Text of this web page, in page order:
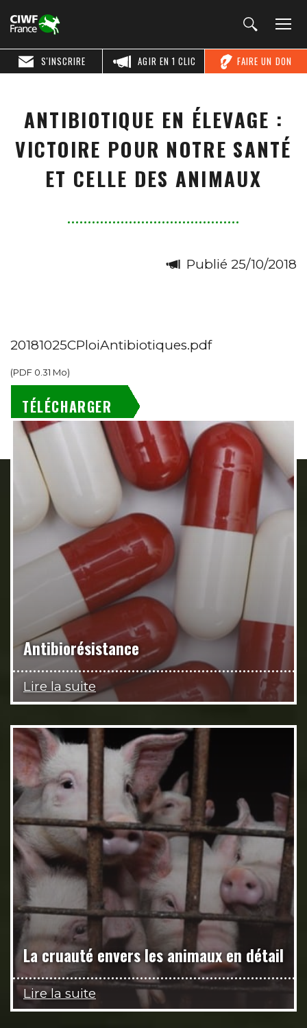
FAIRE UN DON
AGIR EN 1 CLIC
S'INSCRIRE
ANTIBIOTIQUE EN ÉLEVAGE :
VICTOIRE POUR NOTRE SANTÉ
ET CELLE DES ANIMAUX
Publié 25/10/2018
20181025CPloiAntibiotiques.pdf
(PDF 0.31 Mo)
TÉLÉCHARGER
Antibiorésistance
Lire la suite
La cruauté envers les animaux en détail
Lire la suite